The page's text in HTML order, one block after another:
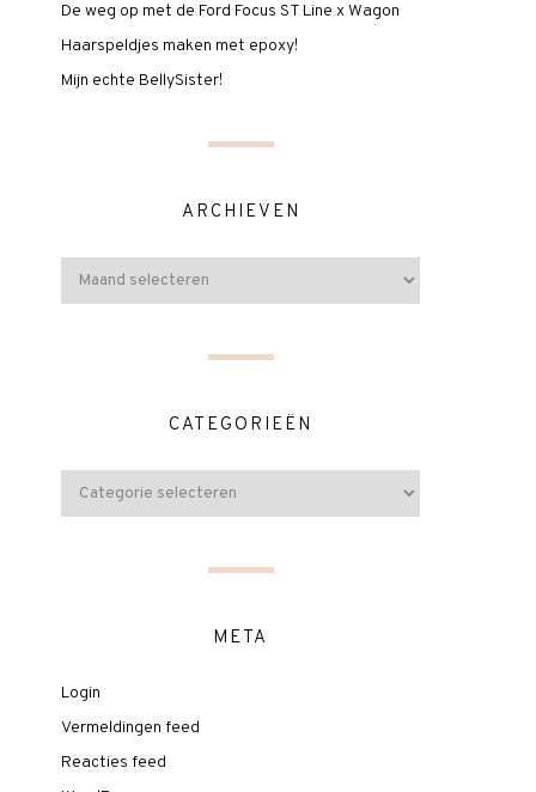
De weg op met de Ford Focus ST Line x Wagon
Haarspeldjes maken met epoxy!
Mijn echte BellySister!
ARCHIEVEN
CATEGORIEËN
META
Login
Vermeldingen feed
Reacties feed